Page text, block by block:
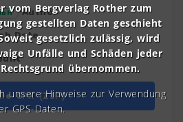
Author
Date
GPX (ZIP)
vom Bergverlag Rother zum
gestellten Daten geschieht
gesetzlich zulässig, wird
Unfälle und Schäden jeder
übernommen.
unsere Hinweise zur Verwendung
GPS-Daten.